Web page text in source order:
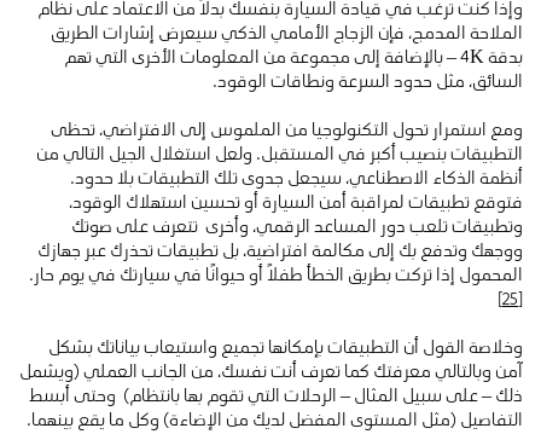
وإذا كنت ترغب في قيادة السيارة بنفسك بدلاً من الاعتماد على نظام
الملاحة المدمج، فإن الزجاج الأمامي الذكي سيعرض إشارات الطريق
بدقة 4K – بالإضافة إلى مجموعة من المعلومات الأخرى التي تهم
السائق، مثل حدود السرعة ونطاقات الوقود.
ومع استمرار تحول التكنولوجيا من الملموس إلى الافتراضي، تحظى
التطبيقات بنصيب أكبر في المستقبل. ولعل استغلال الجيل التالي من
أنظمة الذكاء الاصطناعي، سيجعل جدوى تلك التطبيقات بلا حدود.
فتوقع تطبيقات لمراقبة أمن السيارة أو تحسين استهلاك الوقود،
وتطبيقات تلعب دور المساعد الرقمي، وأخرى تتعرف على صوتك
ووجهك وتدفع بك إلى مكالمة افتراضية، بل تطبيقات تحذرك عبر جهازك
المحمول إذا تركت بطريق الخطأ طفلًا أو حيوانًا في سيارتك في يوم حار.
[25]
وخلاصة القول أن التطبيقات بإمكانها تجميع واستيعاب بياناتك بشكل
آمن وبالتالي معرفتك كما تعرف أنت نفسك، من الجانب العملي (ويشمل
ذلك – على سبيل المثال – الرحلات التي تقوم بها بانتظام) وحتى أبسط
التفاصيل (مثل المستوى المفضل لديك من الإضاءة) وكل ما يقع بينهما.